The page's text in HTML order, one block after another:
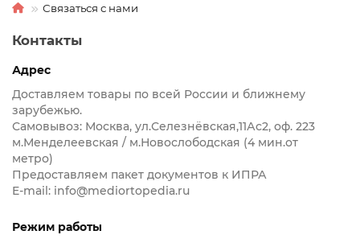
Связаться с нами
Контакты
Адрес
Доставляем товары по всей России и ближнему
зарубежью.
Самовывоз: Москва, ул.Селезнёвская,11Ас2, оф. 223
м.Менделеевская / м.Новослободская (4 мин.от
метро)
Предоставляем пакет документов к ИПРА
E-mail: info@mediortopedia.ru
Режим работы